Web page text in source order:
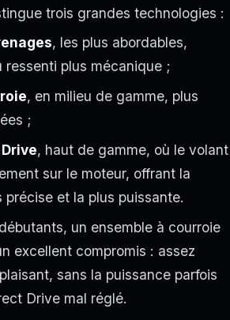
trois grandes technologies :
, les plus abordables,
ressenti plus mécanique ;
, en milieu de gamme, plus
;
, haut de gamme, où le volant
sur le moteur, offrant la
précise et la plus puissante.
un ensemble à courroie
excellent compromis : assez
sans la puissance parfois
Drive mal réglé.